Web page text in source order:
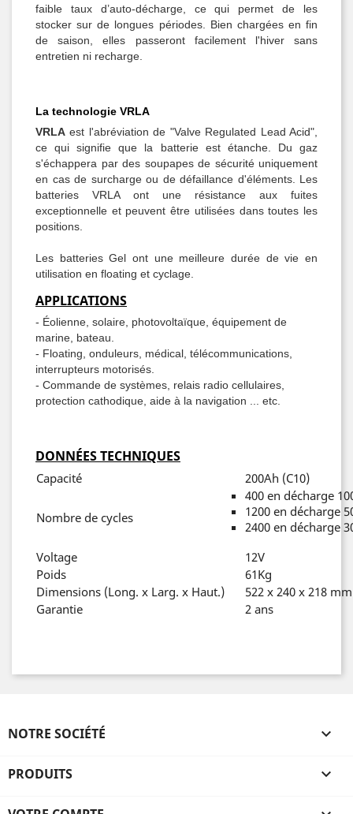
faible taux d’auto-décharge, ce qui permet de les
stocker sur de longues périodes. Bien chargées en fin
de saison, elles passeront facilement l'hiver sans
entretien ni recharge.
La technologie VRLA
VRLA est l'abréviation de "Valve Regulated Lead Acid",
ce qui signifie que la batterie est étanche. Du gaz
s'échappera par des soupapes de sécurité uniquement
en cas de surcharge ou de défaillance d'éléments. Les
batteries VRLA ont une résistance aux fuites
exceptionnelle et peuvent être utilisées dans toutes les
positions.
Les batteries Gel ont une meilleure durée de vie en
utilisation en floating et cyclage.
APPLICATIONS
- Éolienne, solaire, photovoltaïque, équipement de
marine, bateau.
- Floating, onduleurs, médical, télécommunications,
interrupteurs motorisés.
- Commande de systèmes, relais radio cellulaires,
protection cathodique, aide à la navigation ... etc.
DONNÉES TECHNIQUES
Capacité 200Ah (C10)
Nombre de cycles
400 en décharge
1200 en décharge
2400 en décharge
Voltage
12V
Poids
61Kg
Dimensions (Long. x Larg. x Haut.)
522 x 240 x 218 mm
Garantie
2 ans
NOTRE SOCIÉTÉ 
PRODUITS 